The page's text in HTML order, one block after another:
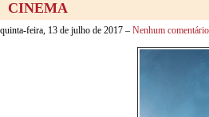
CINEMA
quinta-feira, 13 de julho de 2017 – Nenhum comentário